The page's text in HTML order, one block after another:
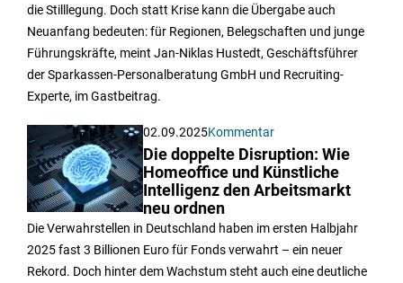
die Stilllegung. Doch statt Krise kann die Übergabe auch
Neuanfang bedeuten: für Regionen, Belegschaften und junge
Führungskräfte, meint Jan-Niklas Hustedt, Geschäftsführer
der Sparkassen-Personalberatung GmbH und Recruiting-
Experte, im Gastbeitrag.
02.09.2025Kommentar
Die doppelte Disruption: Wie
Homeoffice und Künstliche
Intelligenz den Arbeitsmarkt
neu ordnen
Die Verwahrstellen in Deutschland haben im ersten Halbjahr
2025 fast 3 Billionen Euro für Fonds verwahrt – ein neuer
Rekord. Doch hinter dem Wachstum steht auch eine deutliche